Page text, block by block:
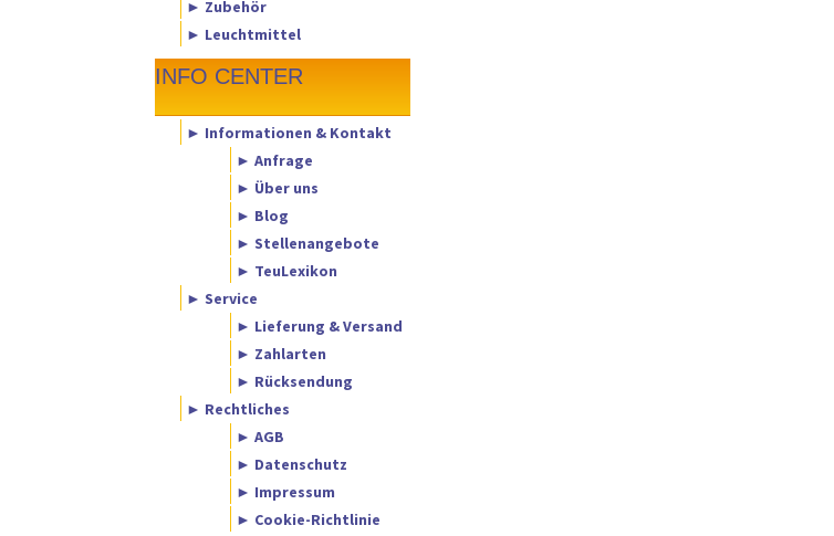
► Zubehör
► Leuchtmittel
INFO CENTER
► Informationen & Kontakt
► Anfrage
► Über uns
► Blog
► Stellenangebote
► TeuLexikon
► Service
► Lieferung & Versand
► Zahlarten
► Rücksendung
► Rechtliches
► AGB
► Datenschutz
► Impressum
► Cookie-Richtlinie